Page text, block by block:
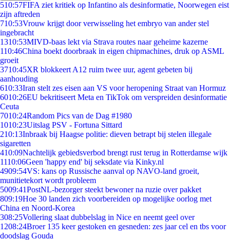
510:57FIFA ziet kritiek op Infantino als desinformatie, Noorwegen eist
zijn aftreden
710:53Vrouw krijgt door verwisseling het embryo van ander stel
ingebracht
1310:53MIVD-baas lekt via Strava routes naar geheime kazerne
110:46China boekt doorbraak in eigen chipmachines, druk op ASML
groeit
3710:45XR blokkeert A12 ruim twee uur, agent gebeten bij
aanhouding
610:33Iran stelt zes eisen aan VS voor heropening Straat van Hormuz
6010:26EU bekritiseert Meta en TikTok om verspreiden desinformatie
Ceuta
7010:24Random Pics van de Dag #1980
1010:23Uitslag PSV - Fortuna Sittard
210:13Inbraak bij Haagse politie: dieven betrapt bij stelen illegale
sigaretten
410:09Nachtelijk gebiedsverbod brengt rust terug in Rotterdamse wijk
1110:06Geen 'happy end' bij seksdate via Kinky.nl
4909:54VS: kans op Russische aanval op NAVO-land groeit,
munitietekort wordt probleem
5009:41PostNL-bezorger steekt bewoner na ruzie over pakket
809:19Hoe 30 landen zich voorbereiden op mogelijke oorlog met
China en Noord-Korea
308:25Vollering slaat dubbelslag in Nice en neemt geel over
1208:24Broer 135 keer gestoken en gesneden: zes jaar cel en tbs voor
doodslag Gouda